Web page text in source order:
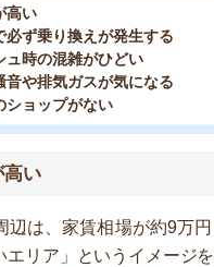
高い
必ず乗り換えが発生する
ュ時の混雑がひどい
音や排気ガスが気になる
ショップがない
高い
辺は、家賃相場が約9万円
エリア」というイメージ